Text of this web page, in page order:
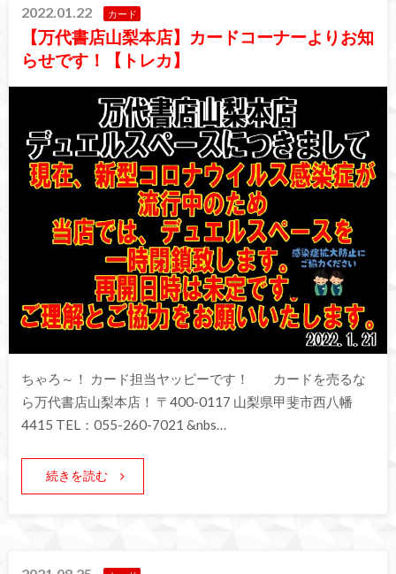
2022.01.22 カード
【万代書店山梨本店】カードコーナーよりお知
らせです！【トレカ】
ちゃろ～！ カード担当ヤッピーです！ カードを売るな
ら万代書店山梨本店！ 〒400-0117 山梨県甲斐市西八幡
4415 TEL：055-260-7021 &nbs…
続きを読む